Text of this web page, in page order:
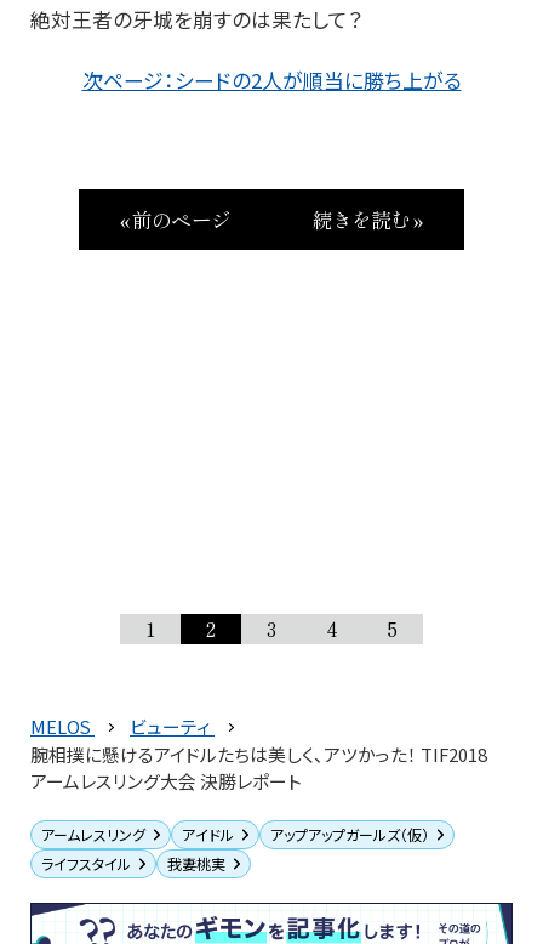
絶対王者の牙城を崩すのは果たして？
次ページ：シードの2人が順当に勝ち上がる
« 前のページ 続きを読む »
1 2 3 4 5
MELOS
ビューティ
腕相撲に懸けるアイドルたちは美しく、アツかった！ TIF2018
アームレスリング大会 決勝レポート
アームレスリング アイドル
アップアップガールズ（仮）
ライフスタイル
我妻桃実